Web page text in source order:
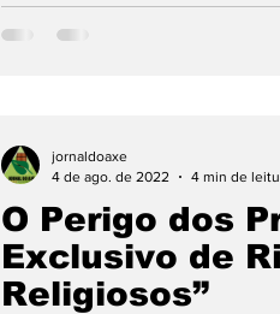
O Perigo dos
Exclusivo de
Religiosos”
jornaldoaxe
4 de ago. de 2022
4 min de